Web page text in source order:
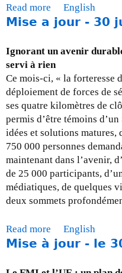
0
1
2
Read more
b
u
t
M
i
s
e
à
j
o
u
r
-
a
English
Mise a jour - 30
Ignorant un avenir
servi à rien
Ce mois-ci, « la forteresse
déploiement de forces de
ses quatre kilomètres de
permis d’être témoins
idées et solutions matures,
750 000 personnes
maintenant dans l’avenir,
de 25 000 participants,
médiatiques, de quelques
deux sommets
Read more
b
u
English
Mise à jour - le